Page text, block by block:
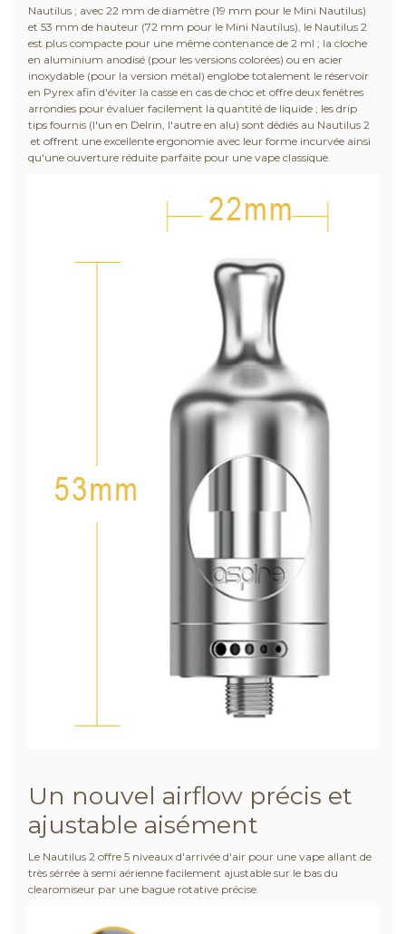
Nautilus ; avec 22 mm de diamètre (19 mm pour le Mini Nautilus)
et 53 mm de hauteur (72 mm pour le Mini Nautilus), le Nautilus 2
est plus compacte pour une même contenance de 2 ml ; la cloche
en aluminium anodisé (pour les versions colorées) ou en acier
inoxydable (pour la version métal) englobe totalement le réservoir
en Pyrex afin d'éviter la casse en cas de choc et offre deux fenêtres
arrondies pour évaluer facilement la quantité de liquide ; les drip
tips fournis (l'un en Delrin, l'autre en alu) sont dédiés au Nautilus 2
et offrent une excellente ergonomie avec leur forme incurvée ainsi
qu'une ouverture réduite parfaite pour une vape classique.
Un nouvel airflow précis et
ajustable aisément
Le Nautilus 2 offre 5 niveaux d'arrivée d'air pour une vape allant de
très sérrée à semi aérienne facilement ajustable sur le bas du
clearomiseur par une bague rotative précise.